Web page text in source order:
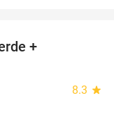
+
8.3 star